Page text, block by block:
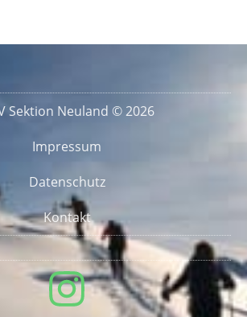
Sektion Neuland © 2026
Impressum
Datenschutz
Kontakt